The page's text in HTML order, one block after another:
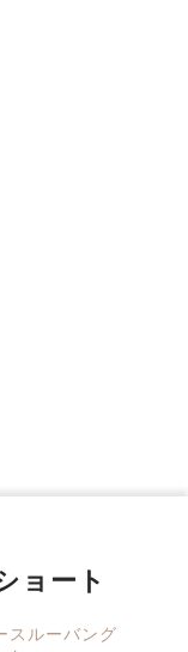
ョート
スルーバング